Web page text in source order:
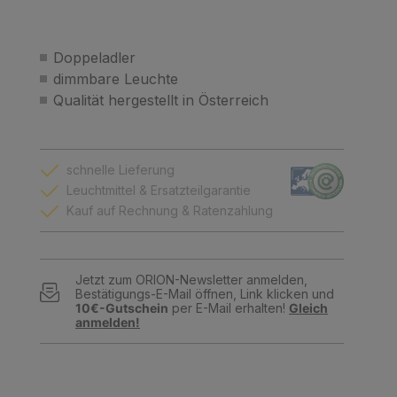
Doppeladler
dimmbare Leuchte
Qualität hergestellt in Österreich
schnelle Lieferung
Leuchtmittel & Ersatzteilgarantie
Kauf auf Rechnung & Ratenzahlung
Jetzt zum ORION-Newsletter anmelden,
Bestätigungs-E-Mail öffnen, Link klicken und
10€-Gutschein per E-Mail erhalten! Gleich
anmelden!